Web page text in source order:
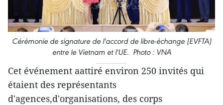
Cérémonie de signature de l'accord de libre-échange (EVFTA)
entre le Vietnam et l'UE. Photo : VNA
Cet événement aattiré environ 250 invités qui
étaient des représentants
d'agences,d'organisations, des corps